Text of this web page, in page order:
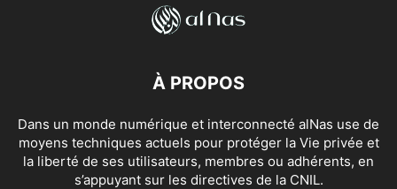
À PROPOS
Dans un monde numérique et interconnecté alNas use de
moyens techniques actuels pour protéger la Vie privée et
la liberté de ses utilisateurs, membres ou adhérents, en
s’appuyant sur les directives de la CNIL.